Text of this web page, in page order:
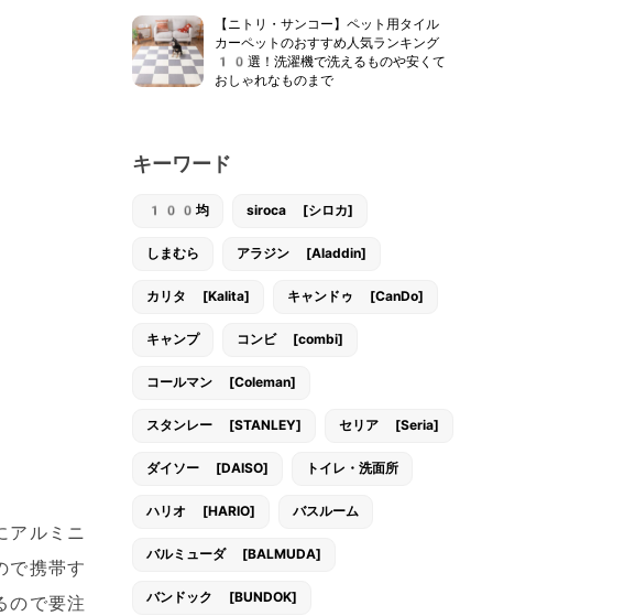
アルミニ
で携帯す
ので要注
【ニトリ・サンコー】ペット用タイル
カーペットのおすすめ人気ランキング
10選！洗濯機で洗えるものや安くて
おしゃれなものまで
キーワード
100均 siroca [シロカ]
しまむら アラジン [Aladdin]
カリタ [Kalita] キャンドゥ [CanDo]
キャンプ コンビ [combi]
コールマン [Coleman]
スタンレー [STANLEY] セリア [Seria]
ダイソー [DAISO] トイレ・洗面所
ハリオ [HARIO] バスルーム
バルミューダ [BALMUDA]
バンドック [BUNDOK]